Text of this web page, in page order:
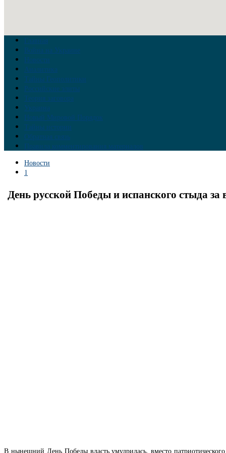
Главная
Война на Украине
Новости
Аналитика
Тайны Геополитики
Российские элиты
Теория заговора
Украина
Новый Мировой Порядок
Тайны истории
Обратная связь
Правила комментирования материалов
Новости
1
День русской Победы и испанского стыда
В нынешний День Победы власть умудрилась, вместо